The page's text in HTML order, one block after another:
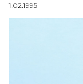
1.02.1995